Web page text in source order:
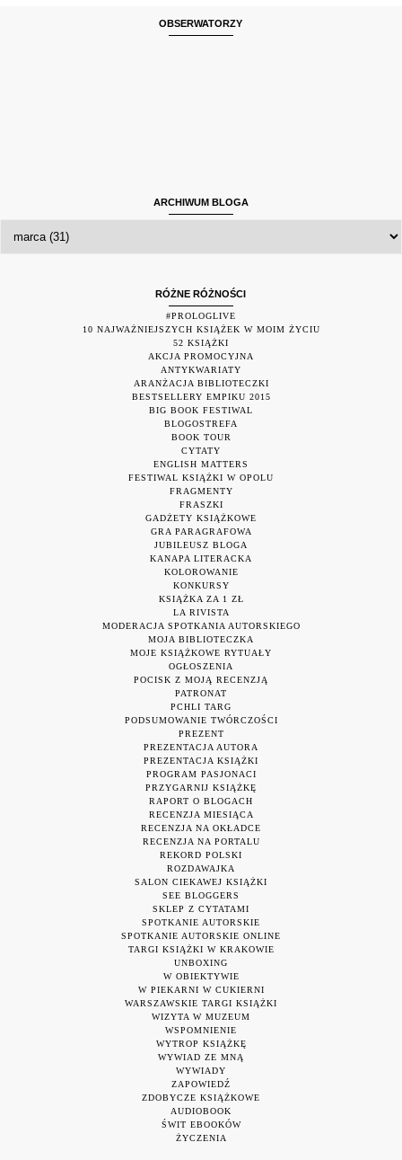
OBSERWATORZY
ARCHIWUM BLOGA
RÓŻNE RÓŻNOŚCI
#PROLOGLIVE
10 NAJWAŻNIEJSZYCH KSIĄŻEK W MOIM ŻYCIU
52 KSIĄŻKI
AKCJA PROMOCYJNA
ANTYKWARIATY
ARANŻACJA BIBLIOTECZKI
BESTSELLERY EMPIKU 2015
BIG BOOK FESTIWAL
BLOGOSTREFA
BOOK TOUR
CYTATY
ENGLISH MATTERS
FESTIWAL KSIĄŻKI W OPOLU
FRAGMENTY
FRASZKI
GADŻETY KSIĄŻKOWE
GRA PARAGRAFOWA
JUBILEUSZ BLOGA
KANAPA LITERACKA
KOLOROWANIE
KONKURSY
KSIĄŻKA ZA 1 ZŁ
LA RIVISTA
MODERACJA SPOTKANIA AUTORSKIEGO
MOJA BIBLIOTECZKA
MOJE KSIĄŻKOWE RYTUAŁY
OGŁOSZENIA
POCISK Z MOJĄ RECENZJĄ
PATRONAT
PCHLI TARG
PODSUMOWANIE TWÓRCZOŚCI
PREZENT
PREZENTACJA AUTORA
PREZENTACJA KSIĄŻKI
PROGRAM PASJONACI
PRZYGARNIJ KSIĄŻKĘ
RAPORT O BLOGACH
RECENZJA MIESIĄCA
RECENZJA NA OKŁADCE
RECENZJA NA PORTALU
REKORD POLSKI
ROZDAWAJKA
SALON CIEKAWEJ KSIĄŻKI
SEE BLOGGERS
SKLEP Z CYTATAMI
SPOTKANIE AUTORSKIE
SPOTKANIE AUTORSKIE ONLINE
TARGI KSIĄŻKI W KRAKOWIE
UNBOXING
W OBIEKTYWIE
W PIEKARNI W CUKIERNI
WARSZAWSKIE TARGI KSIĄŻKI
WIZYTA W MUZEUM
WSPOMNIENIE
WYTROP KSIĄŻKĘ
WYWIAD ZE MNĄ
WYWIADY
ZAPOWIEDŹ
ZDOBYCZE KSIĄŻKOWE
AUDIOBOOK
ŚWIT EBOOKÓW
ŻYCZENIA